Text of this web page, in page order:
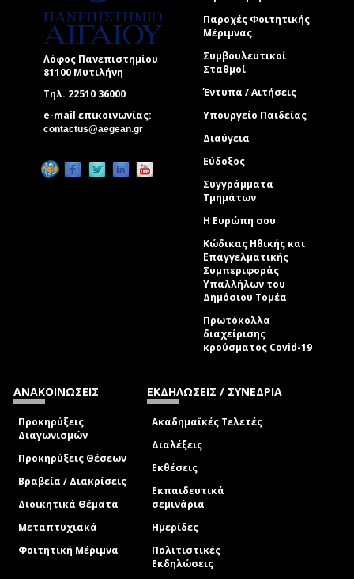
Λόφος Πανεπιστημίου
81100 Μυτιλήνη
Τηλ. 22510 36000
e-mail επικοινωνίας:
contactus@aegean.gr
Παροχές Φοιτητικής
Μέριμνας
Συμβουλευτικοί
Σταθμοί
Έντυπα / Αιτήσεις
Υπουργείο Παιδείας
Διαύγεια
Εύδοξος
Συγγράμματα
Τμημάτων
Η Ευρώπη σου
Κώδικας Ηθικής και
Επαγγελματικής
Συμπεριφοράς
Υπαλλήλων του
Δημόσιου Τομέα
Πρωτόκολλα
διαχείρισης
κρούσματος Covid-19
ΑΝΑΚΟΙΝΩΣΕΙΣ
Προκηρύξεις
Διαγωνισμών
Προκηρύξεις Θέσεων
Βραβεία / Διακρίσεις
Διοικητικά Θέματα
Μεταπτυχιακά
Φοιτητική Μέριμνα
ΕΚΔΗΛΩΣΕΙΣ / ΣΥΝΕΔΡΙΑ
Ακαδημαϊκές Τελετές
Διαλέξεις
Εκθέσεις
Εκπαιδευτικά
σεμινάρια
Ημερίδες
Πολιτιστικές
Εκδηλώσεις